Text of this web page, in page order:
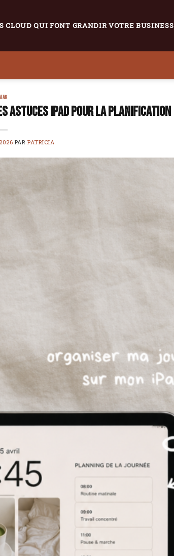
CLOUD QUI FONT GRANDIR VOTRE BUSINESS
astuces iPad pour la planification
PARPATRICIA